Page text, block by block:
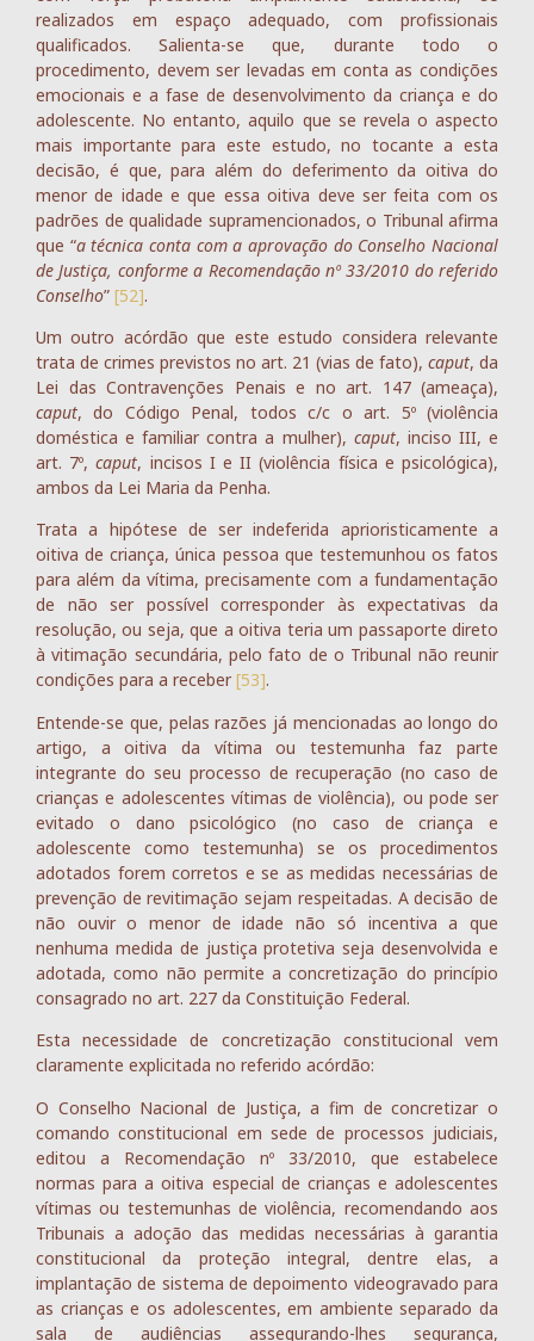
realizados em espaço adequado, com profissionais
qualificados. Salienta-se que, durante todo o
procedimento, devem ser levadas em conta as condições
emocionais e a fase de desenvolvimento da criança e do
adolescente. No entanto, aquilo que se revela o aspecto
mais importante para este estudo, no tocante a esta
decisão, é que, para além do deferimento da oitiva do
menor de idade e que essa oitiva deve ser feita com os
padrões de qualidade supramencionados, o Tribunal afirma
que “a técnica conta com a aprovação do Conselho Nacional
de Justiça, conforme a Recomendação nº 33/2010 do referido
Conselho” [52].
Um outro acórdão que este estudo considera relevante
trata de crimes previstos no art. 21 (vias de fato), caput, da
Lei das Contravenções Penais e no art. 147 (ameaça),
caput, do Código Penal, todos c/c o art. 5º (violência
doméstica e familiar contra a mulher), caput, inciso III, e
art. 7º,caput, incisos I e II (violência física e psicológica),
ambos da Lei Maria da Penha.
Trata a hipótese de ser indeferida aprioristicamente a
oitiva de criança, única pessoa que testemunhou os fatos
para além da vítima, precisamente com a fundamentação
de não ser possível corresponder às expectativas da
resolução, ou seja, que a oitiva teria um passaporte direto
à vitimação secundária, pelo fato de o Tribunal não reunir
condições para a receber [53].
Entende-se que, pelas razões já mencionadas ao longo do
artigo, a oitiva da vítima ou testemunha faz parte
integrante do seu processo de recuperação (no caso de
crianças e adolescentes vítimas de violência), ou pode ser
evitado o dano psicológico (no caso de criança e
adolescente como testemunha) se os procedimentos
adotados forem corretos e se as medidas necessárias de
prevenção de revitimação sejam respeitadas. A decisão de
não ouvir o menor de idade não só incentiva a que
nenhuma medida de justiça protetiva seja desenvolvida e
adotada, como não permite a concretização do princípio
consagrado no art. 227 da Constituição Federal.
Esta necessidade de concretização constitucional vem
claramente explicitada no referido acórdão:
O Conselho Nacional de Justiça, a fim de concretizar o
comando constitucional em sede de processos judiciais,
editou a Recomendação nº 33/2010, que estabelece
normas para a oitiva especial de crianças e adolescentes
vítimas ou testemunhas de violência, recomendando aos
Tribunais a adoção das medidas necessárias à garantia
constitucional da proteção integral, dentre elas, a
implantação de sistema de depoimento videogravado para
as crianças e os adolescentes, em ambiente separado da
sala de audiências assegurando-lhes segurança,